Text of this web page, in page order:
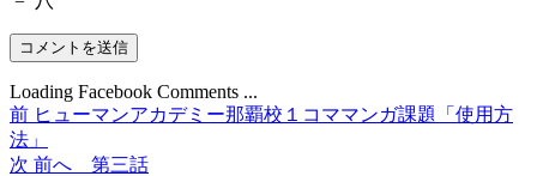
Loading Facebook Comments ...
投
稿
前 前
の
投
ヒューマンアカデミー那覇校１コママンガ課題「使用方
法」
次 次
前へ 第三話